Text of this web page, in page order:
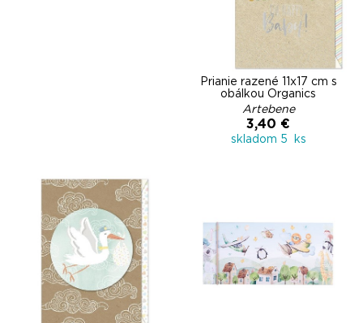
Prianie razené 11x17 cm s
obálkou Organics
Artebene
3,40 €
skladom 5 ks